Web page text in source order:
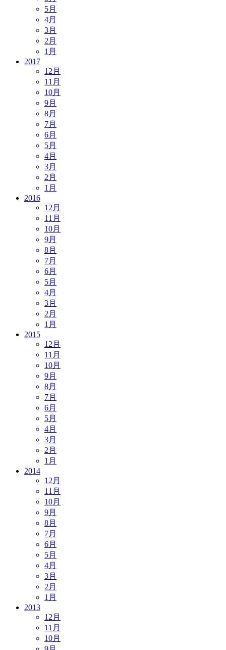
5月
4月
3月
2月
1月
2017
12月
11月
10月
9月
8月
7月
6月
5月
4月
3月
2月
1月
2016
12月
11月
10月
9月
8月
7月
6月
5月
4月
3月
2月
1月
2015
12月
11月
10月
9月
8月
7月
6月
5月
4月
3月
2月
1月
2014
12月
11月
10月
9月
8月
7月
6月
5月
4月
3月
2月
1月
2013
12月
11月
10月